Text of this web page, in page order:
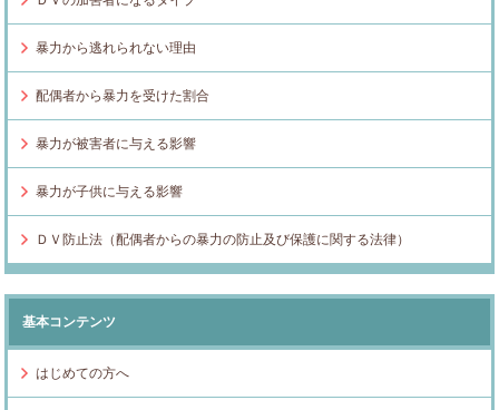
暴力から逃れられない理由
配偶者から暴力を受けた割合
暴力が被害者に与える影響
暴力が子供に与える影響
ＤＶ防止法（配偶者からの暴力の防止及び保護に関する法律）
基本コンテンツ
はじめての方へ